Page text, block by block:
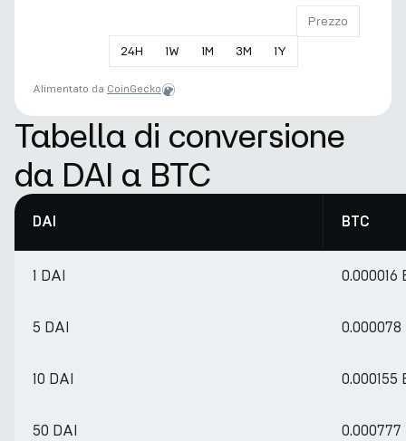
24H 1W 1M 3M 1Y
Prezzo
Alimentato da CoinGecko
Tabella di conversione
da DAI a BTC
DAI BTC
1 DAI 0.000016
5 DAI 0.000078
10 DAI 0.000155
50 DAI 0.000777